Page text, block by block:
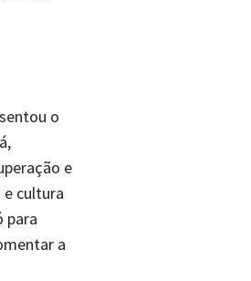
o
e
cultura
para
a